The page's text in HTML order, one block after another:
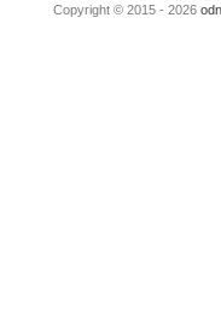
Copyright © 2015 - 2026